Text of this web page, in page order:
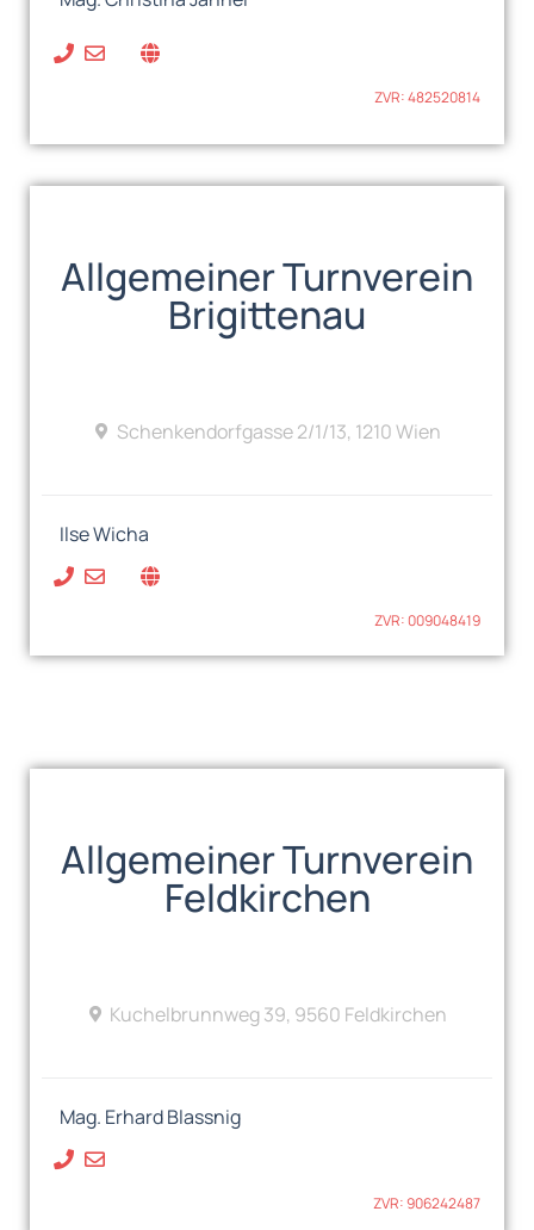
ZVR: 482520814
Allgemeiner Turnverein
Brigittenau
Schenkendorfgasse 2/1/13, 1210 Wien
Ilse Wicha
ZVR: 009048419
Allgemeiner Turnverein
Feldkirchen
Kuchelbrunnweg 39, 9560 Feldkirchen
Mag. Erhard Blassnig
ZVR: 906242487